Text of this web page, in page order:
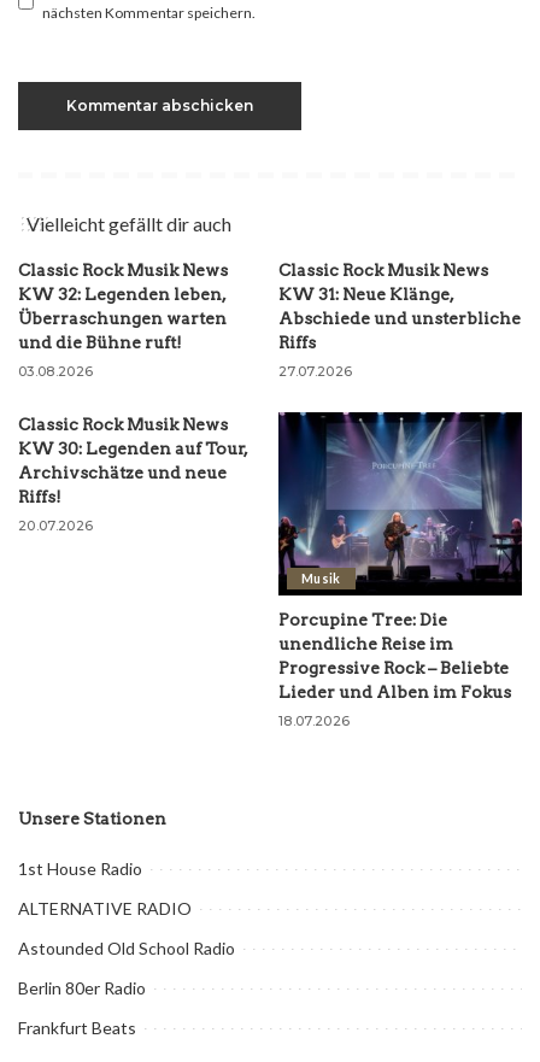
nächsten Kommentar speichern.
Vielleicht gefällt dir auch
Classic Rock Musik News
KW 32: Legenden leben,
Überraschungen warten
und die Bühne ruft!
03.08.2026
Classic Rock Musik News
KW 31: Neue Klänge,
Abschiede und unsterbliche
Riffs
27.07.2026
Classic Rock Musik News
KW 30: Legenden auf Tour,
Archivschätze und neue
Riffs!
20.07.2026
Musik
Porcupine Tree: Die
unendliche Reise im
Progressive Rock – Beliebte
Lieder und Alben im Fokus
18.07.2026
Unsere Stationen
1st House Radio
ALTERNATIVE RADIO
Astounded Old School Radio
Berlin 80er Radio
Frankfurt Beats